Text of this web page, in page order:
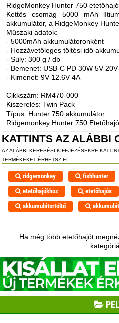
RidgeMonkey Hunter 750
Kettős csomag 5000 mAh
akkumulátor, a RidgeMonkey
Műszaki adatok:
- 5000mAh akkumulátoronként
- Hozzávetőleges töltési idő
- Súly: 300 g / db
- Bemenet: USB-C PD 30W 5V-
- Kimenet: 9V-12.6V 4A
Cikkszám: RM470-000
Kiszerelés: Twin Pack
Típus: Hunter 750 akkumulátor
Ridgemonkey Hunter 750
KATTINTS AZ ALÁBBI
AZ ALÁBBI KERESÉSI KIFEJEZÉSEKRE
TERMÉKEKET ÉRHETSZ EL:
ridgemonkey fishhunter
etetőhajókhoz
etetőhajós
akkumulátortöltő
Ha még több etetőhajót